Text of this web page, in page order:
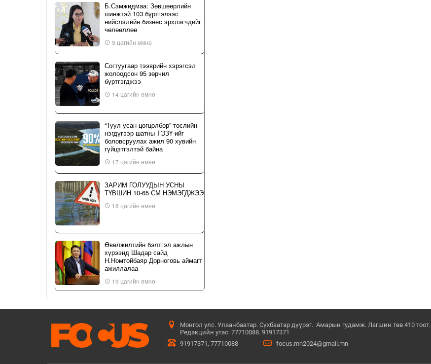
Б.Сэмжидмаа: Зөвшөөрлийн
шинжтэй 103 бүртгэлээс
нийслэлийн бизнес эрхлэгчдийг
чөлөөллөө
9 цагийн өмнө
Согтуугаар тээврийн хэрэгсэл
жолоодсон 95 зөрчил
бүртгэгджээ
14 цагийн өмнө
“Туул усан цогцолбор” төслийн
нэгдүгээр шатны ТЭЗҮ-ийг
боловсруулах ажил 90 хувийн
гүйцэтгэлтэй байна
17 цагийн өмнө
ЗАРИМ ГОЛУУДЫН УСНЫ
ТҮВШИН 10-65 СМ НЭМЭГДЖЭЭ
18 цагийн өмнө
Өвөлжилтийн бэлтгэл ажлын
хүрээнд Шадар сайд
Н.Номтойбаяр Дорноговь аймагт
ажиллалаа
19 цагийн өмнө
ын ээлжит VIII хуралдаан болно
19 цагийн өмнө
Монгол улс. Улаанбаатар. Сүхбаатар дүүрэг. Амарын гудамж. Лагшин төв 410 тоот.
Редакцийн утас: 77710088. 91917371
91917371, 77710088
focus.mn2024@gmail.mn